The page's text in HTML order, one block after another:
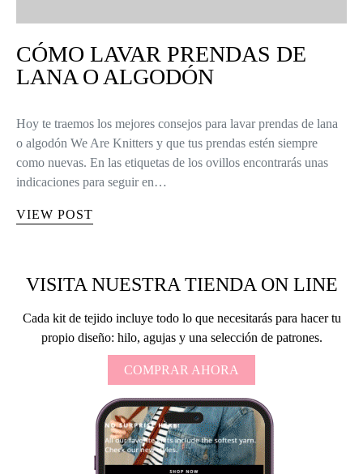
CÓMO LAVAR PRENDAS DE
LANA O ALGODÓN
Hoy te traemos los mejores consejos para lavar prendas de lana
o algodón We Are Knitters y que tus prendas estén siempre
como nuevas. En las etiquetas de los ovillos encontrarás unas
indicaciones para seguir en…
VIEW POST
VISITA NUESTRA TIENDA ON LINE
Cada kit de tejido incluye todo lo que necesitarás para hacer tu
propio diseño: hilo, agujas y una selección de patrones.
COMPRAR AHORA